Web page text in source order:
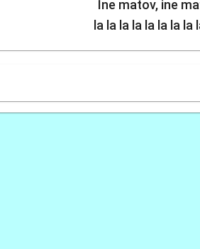
Ine matov, ine
la la la la la la la la